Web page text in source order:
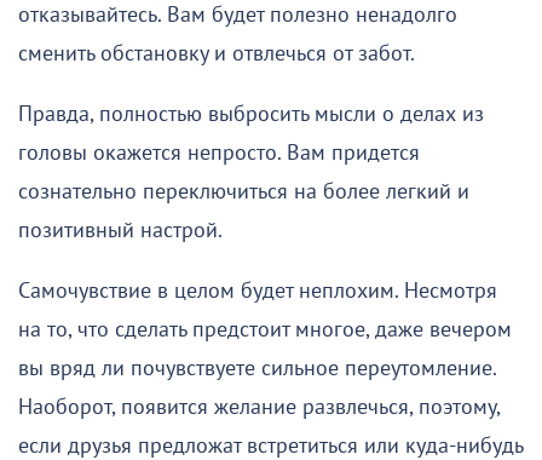
отказывайтесь. Вам будет полезно ненадолго
сменить обстановку и отвлечься от забот.
Правда, полностью выбросить мысли о делах из
головы окажется непросто. Вам придется
сознательно переключиться на более легкий и
позитивный настрой.
Самочувствие в целом будет неплохим. Несмотря
на то, что сделать предстоит многое, даже вечером
вы вряд ли почувствуете сильное переутомление.
Наоборот, появится желание развлечься, поэтому,
если друзья предложат встретиться или куда-нибудь